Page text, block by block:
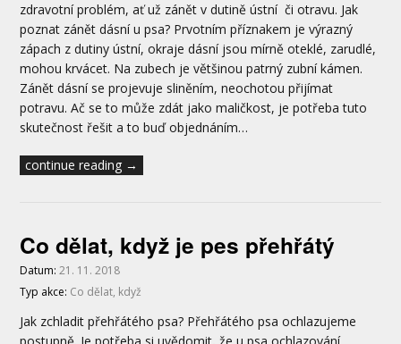
zdravotní problém, ať už zánět v dutině ústní či otravu. Jak
poznat zánět dásní u psa? Prvotním příznakem je výrazný
zápach z dutiny ústní, okraje dásní jsou mírně oteklé, zarudlé,
mohou krvácet. Na zubech je většinou patrný zubní kámen.
Zánět dásní se projevuje sliněním, neochotou přijímat
potravu. Ač se to může zdát jako maličkost, je potřeba tuto
skutečnost řešit a to buď objednáním…
continue reading →
Co dělat, když je pes přehřátý
Datum:21. 11. 2018
Typ akce: Co dělat, když
Jak zchladit přehřátého psa? Přehřátého psa ochlazujeme